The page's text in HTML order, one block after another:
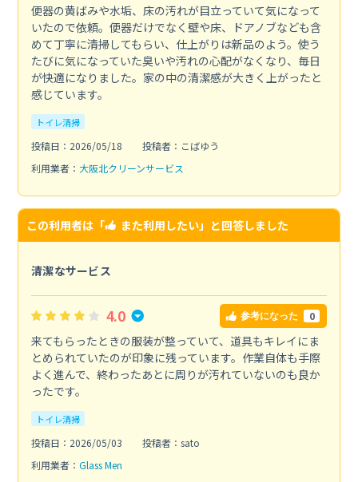
便器の黄ばみや水垢、床の汚れが目立っていて気になって
いたので依頼。便器だけでなく壁や床、ドアノブなども含
めて丁寧に清掃してもらい、仕上がりは新品のよう。使う
たびに気になっていた臭いや汚れの心配がなくなり、毎日
が快適になりました。家の中の清潔感が大きく上がったと
感じています。
トイレ清掃
投稿日：2026/05/18
投稿者：こばゆう
利用業者： 大阪北クリーンサービス
この利用者は「 また利用したい」と回答しました
清潔なサービス
4.0 参考になった 0
来てもらったときの服装が整っていて、道具もキレイにま
とめられていたのが印象に残っています。作業自体も手際
よく進んで、終わったあとに周りが汚れていないのも良か
ったです。
トイレ清掃
投稿日：2026/05/03
投稿者：sato
利用業者： Glass Men